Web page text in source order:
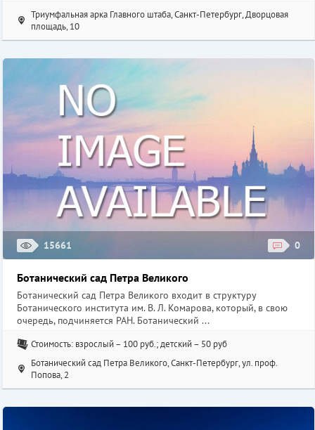
Триумфальная арка Главного штаба, Санкт-Петербург, Дворцовая
площадь, 10
15661 0
Ботанический сад Петра Великого
Ботанический сад Петра Великого входит в структуру
Ботанического института им. В. Л. Комарова, который, в свою
очередь, подчиняется РАН. Ботанический ...
Стоимость: взрослый – 100 руб.; детский – 50 руб
Ботанический сад Петра Великого, Санкт-Петербург, ул. проф.
Попова, 2